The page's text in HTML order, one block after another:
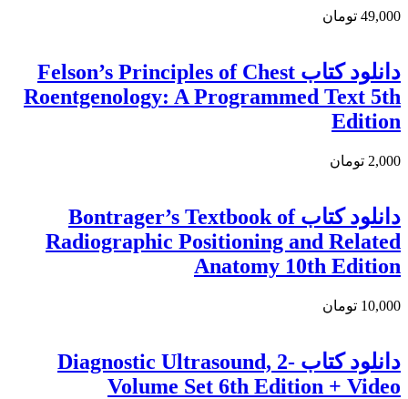
49,000 تومان
دانلود کتاب Felson’s Principles of Chest
Roentgenology: A Programmed Text 5th
Edition
2,000 تومان
دانلود کتاب Bontrager’s Textbook of
Radiographic Positioning and Related
Anatomy 10th Edition
10,000 تومان
دانلود کتاب Diagnostic Ultrasound, 2-
Volume Set 6th Edition + Video